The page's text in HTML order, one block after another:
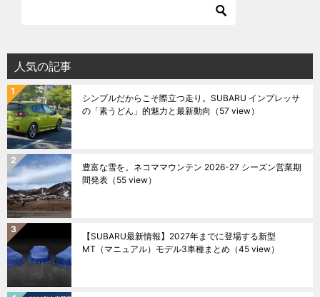
人気の記事
シンプルだからこそ際立つ走り。SUBARU インプレッサ
の「素うどん」的魅力と最新動向 （57 view）
豊富な雪を。ネコママウンテン 2026-27 シーズン営業期
間発表 （55 view）
【SUBARU最新情報】2027年までに登場する新型
MT（マニュアル）モデル3車種まとめ （45 view）